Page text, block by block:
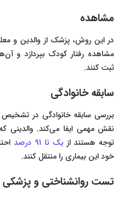
مشاهده
در این روش، پزشک از والدین و
مشاهده رفتار کودک بپردازد و
ثبت کنند.
سابقه خانوادگی
بررسی سابقه خانوادگی در
نقش مهمی ایفا می‌کند. والدینی
توجه هستند ازیک تا 91 درصد
خود این بیماری را منتقل کنند.
تست روانشناختی و پزشکی